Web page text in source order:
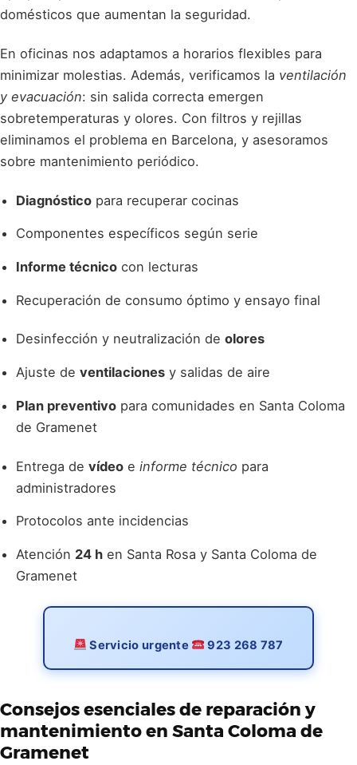
domésticos que aumentan la seguridad.
En oficinas nos adaptamos a horarios flexibles para
minimizar molestias. Además, verificamos la ventilación
y evacuación: sin salida correcta emergen
sobretemperaturas y olores. Con filtros y rejillas
eliminamos el problema en Barcelona, y asesoramos
sobre mantenimiento periódico.
Diagnóstico para recuperar cocinas
Componentes específicos según serie
Informe técnico con lecturas
Recuperación de consumo óptimo y ensayo final
Desinfección y neutralización de olores
Ajuste de ventilaciones y salidas de aire
Plan preventivo para comunidades en Santa Coloma
de Gramenet
Entrega de vídeo e informe técnico para
administradores
Protocolos ante incidencias
Atención 24 h en Santa Rosa y Santa Coloma de
Gramenet
Servicio urgente 923 268 787
Consejos esenciales de reparación y
mantenimientoen Santa Coloma de
Gramenet